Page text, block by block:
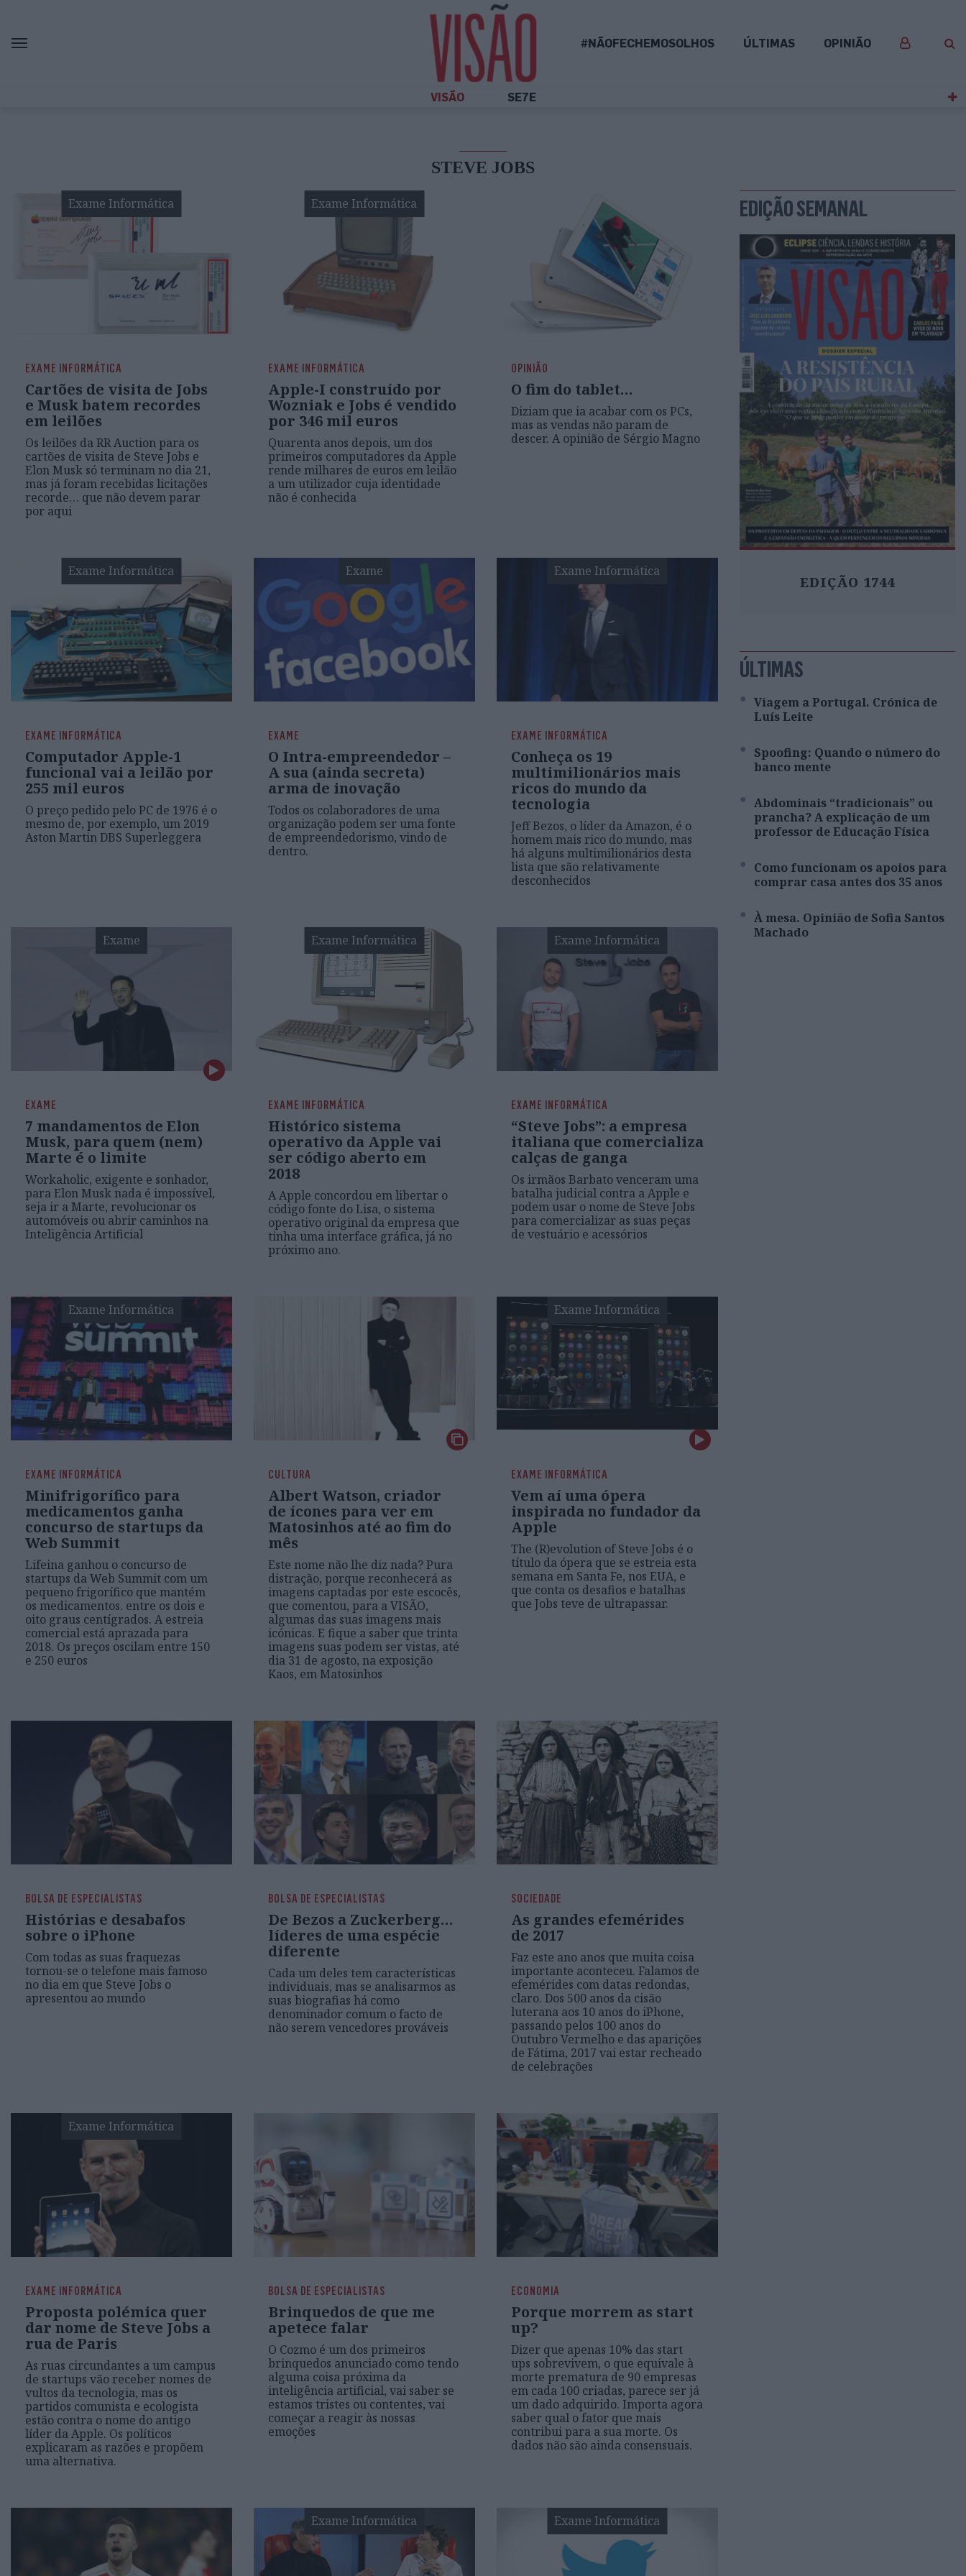
#NÃOFECHEMOSOLHOS ÚLTIMAS OPINIÃO
VISÃO SE7E
STEVE JOBS
Exame Informática
EXAME INFORMÁTICA
Cartões de visita de Jobs
e Musk batem recordes
em leilões
Os leilões da RR Auction para os
cartões de visita de Steve Jobs e
Elon Musk só terminam no dia 21,
mas já foram recebidas licitações
recorde… que não devem parar
por aqui
Exame Informática
EXAME INFORMÁTICA
Apple-I construído por
Wozniak e Jobs é vendido
por 346 mil euros
Quarenta anos depois, um dos
primeiros computadores da Apple
rende milhares de euros em leilão
a um utilizador cuja identidade
não é conhecida
OPINIÃO
O fim do tablet…
Diziam que ia acabar com os PCs,
mas as vendas não param de
descer. A opinião de Sérgio Magno
Exame Informática
EXAME INFORMÁTICA
Computador Apple-1
funcional vai a leilão por
255 mil euros
O preço pedido pelo PC de 1976 é o
mesmo de, por exemplo, um 2019
Aston Martin DBS Superleggera
Exame
EXAME
O Intra-empreendedor –
A sua (ainda secreta)
arma de inovação
Todos os colaboradores de uma
organização podem ser uma fonte
de empreendedorismo, vindo de
dentro.
Exame Informática
EXAME INFORMÁTICA
Conheça os 19
multimilionários mais
ricos do mundo da
tecnologia
Jeff Bezos, o líder da Amazon, é o
homem mais rico do mundo, mas
há alguns multimilionários desta
lista que são relativamente
desconhecidos
Exame
EXAME
7 mandamentos de Elon
Musk, para quem (nem)
Marte é o limite
Workaholic, exigente e sonhador,
para Elon Musk nada é impossível,
seja ir a Marte, revolucionar os
automóveis ou abrir caminhos na
Inteligência Artificial
Exame Informática
EXAME INFORMÁTICA
Histórico sistema
operativo da Apple vai
ser código aberto em
2018
A Apple concordou em libertar o
código fonte do Lisa, o sistema
operativo original da empresa que
tinha uma interface gráfica, já no
próximo ano.
Exame Informática
EXAME INFORMÁTICA
“Steve Jobs”: a empresa
italiana que comercializa
calças de ganga
Os irmãos Barbato venceram uma
batalha judicial contra a Apple e
podem usar o nome de Steve Jobs
para comercializar as suas peças
de vestuário e acessórios
Exame Informática
EXAME INFORMÁTICA
Minifrigorífico para
medicamentos ganha
concurso de startups da
Web Summit
Lifeina ganhou o concurso de
startups da Web Summit com um
pequeno frigorífico que mantém
os medicamentos. entre os dois e
oito graus centígrados. A estreia
comercial está aprazada para
2018. Os preços oscilam entre 150
e 250 euros
CULTURA
Albert Watson, criador
de ícones para ver em
Matosinhos até ao fim do
mês
Este nome não lhe diz nada? Pura
distração, porque reconhecerá as
imagens captadas por este escocês,
que comentou, para a VISÃO,
algumas das suas imagens mais
icónicas. E fique a saber que trinta
imagens suas podem ser vistas, até
dia 31 de agosto, na exposição
Kaos, em Matosinhos
Exame Informática
EXAME INFORMÁTICA
Vem aí uma ópera
inspirada no fundador da
Apple
The (R)evolution of Steve Jobs é o
título da ópera que se estreia esta
semana em Santa Fe, nos EUA, e
que conta os desafios e batalhas
que Jobs teve de ultrapassar.
BOLSA DE ESPECIALISTAS
Histórias e desabafos
sobre o iPhone
Com todas as suas fraquezas
tornou-se o telefone mais famoso
no dia em que Steve Jobs o
apresentou ao mundo
BOLSA DE ESPECIALISTAS
De Bezos a Zuckerberg…
líderes de uma espécie
diferente
Cada um deles tem características
individuais, mas se analisarmos as
suas biografias há como
denominador comum o facto de
não serem vencedores prováveis
SOCIEDADE
As grandes efemérides
de 2017
Faz este ano anos que muita coisa
importante aconteceu. Falamos de
efemérides com datas redondas,
claro. Dos 500 anos da cisão
luterana aos 10 anos do iPhone,
passando pelos 100 anos do
Outubro Vermelho e das aparições
de Fátima, 2017 vai estar recheado
de celebrações
Exame Informática
EXAME INFORMÁTICA
Proposta polémica quer
dar nome de Steve Jobs a
rua de Paris
As ruas circundantes a um campus
de startups vão receber nomes de
vultos da tecnologia, mas os
partidos comunista e ecologista
estão contra o nome do antigo
líder da Apple. Os políticos
explicaram as razões e propõem
uma alternativa.
BOLSA DE ESPECIALISTAS
Brinquedos de que me
apetece falar
O Cozmo é um dos primeiros
brinquedos anunciado como tendo
alguma coisa próxima da
inteligência artificial, vai saber se
estamos tristes ou contentes, vai
começar a reagir às nossas
emoções
ECONOMIA
Porque morrem as start
up?
Dizer que apenas 10% das start
ups sobrevivem, o que equivale à
morte prematura de 90 empresas
em cada 100 criadas, parece ser já
um dado adquirido. Importa agora
saber qual o fator que mais
contribui para a sua morte. Os
dados não são ainda consensuais.
Exame Informática Exame Informática
EDIÇÃO SEMANAL
EDIÇÃO 1744
ÚLTIMAS
Viagem a Portugal. Crónica de
Luís Leite
Spoofing: Quando o número do
banco mente
Abdominais “tradicionais” ou
prancha? A explicação de um
professor de Educação Física
Como funcionam os apoios para
comprar casa antes dos 35 anos
À mesa. Opinião de Sofia Santos
Machado